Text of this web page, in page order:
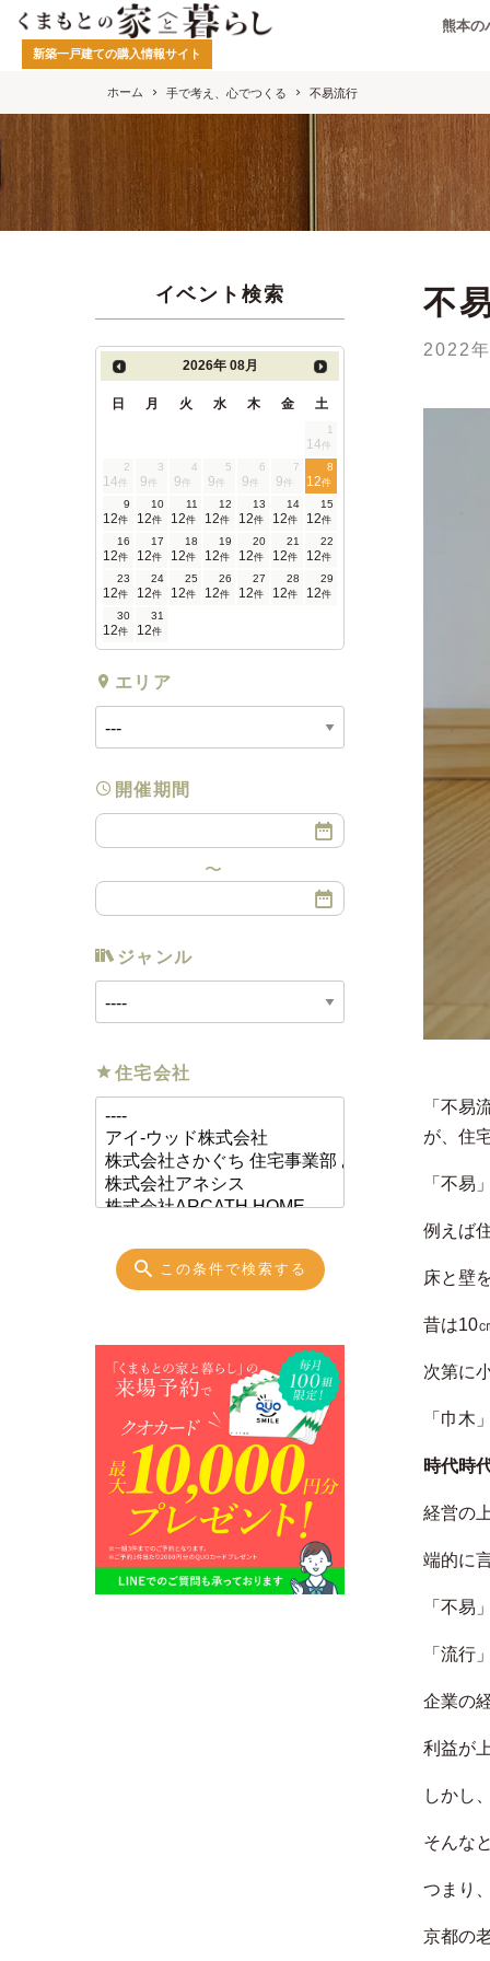
新築一戸建ての購入情報サイト
熊本の
ホーム 手で考え、心でつくる 不易流行
イベント検索
2026年 08月
日 月 火 水 木 金 土
1
14件
2
14件
3
9件
4
9件
5
9件
6
9件
7
9件
8
12件
9
12件
10
12件
11
12件
12
12件
13
12件
14
12件
15
12件
16
12件
17
12件
18
12件
19
12件
20
12件
21
12件
22
12件
23
12件
24
12件
25
12件
26
12件
27
12件
28
12件
29
12件
30
12件
31
12件
エリア
開催期間
ジャンル
住宅会社
この条件で検索する
不
2022
「不易
が、住
「不易
例えば
床と壁
昔は10
次第に
「巾木
時代時
経営の
端的に
「不易
「流行
企業の
利益が
しかし
そんな
つまり
京都の